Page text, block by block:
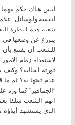
ليس هناك حكم مهما
لنفسه ولوسائل
شعبه هذه النظرة
يتورع عن وضعها في
للشعب أن يقتنع بأن
لاستعداة زمام
ثورته الحالية؟
عدم ثقتها به؟ ثم ما
“الجماهير” كما ورد
اتهم الشعب سلفا
الذي يستشهد أبناؤه